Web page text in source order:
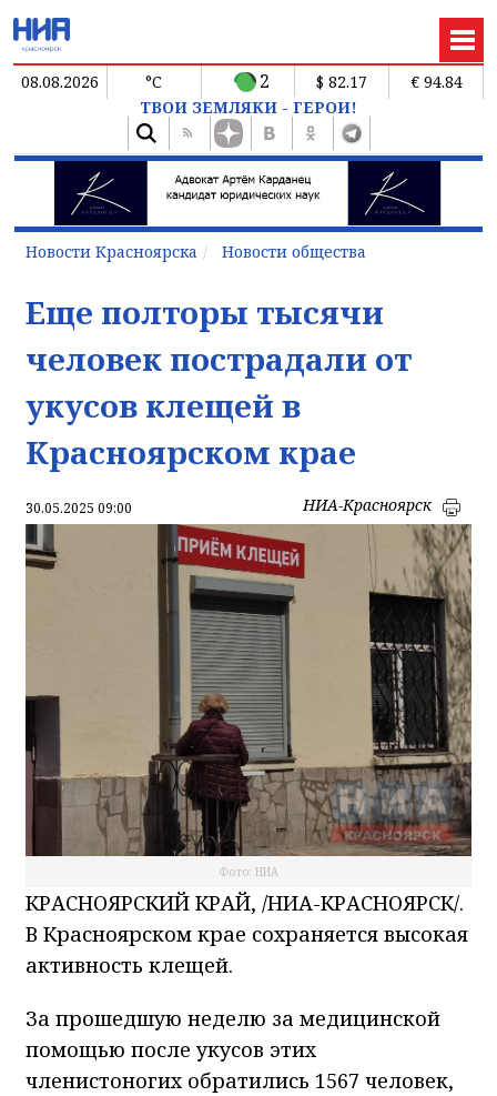
08.08.2026 °C 2 $ 82.17
€ 94.84
ТВОИ ЗЕМЛЯКИ - ГЕРОИ!
Новости Красноярска Новости общества
Еще полторы тысячи
человек пострадали от
укусов клещей в
Красноярском крае
30.05.2025 09:00 НИА-Красноярск
Фото: НИА
КРАСНОЯРСКИЙ КРАЙ, /НИА-КРАСНОЯРСК/.
В Красноярском крае сохраняется высокая
активность клещей.
За прошедшую неделю за медицинской
помощью после укусов этих
членистоногих обратились 1567 человек,